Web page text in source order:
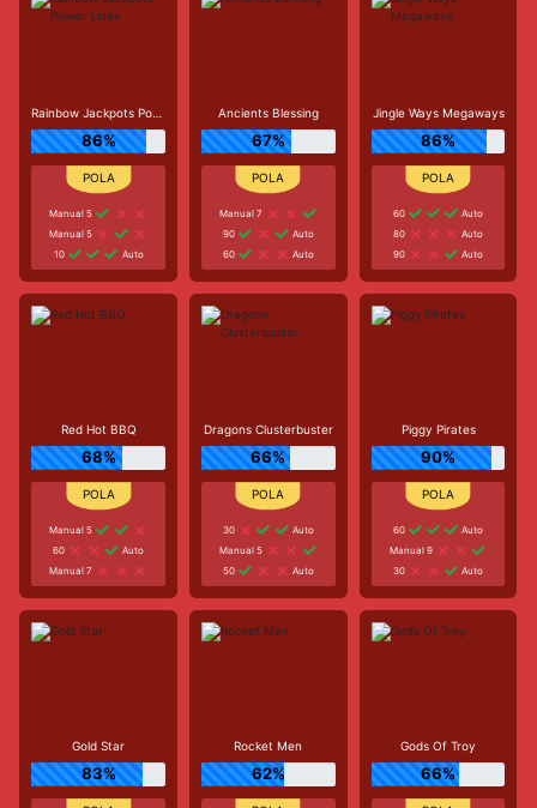
Rainbow Jackpots Power Lines
86%
Manual 5
Manual 5
10
Auto
Ancients Blessing
67%
Manual 7
90
Auto
60
Auto
Jingle Ways Megaways
86%
60
Auto
80
Auto
90
Auto
Red Hot BBQ
68%
Manual 5
60
Auto
Manual 7
Dragons Clusterbuster
66%
30
Auto
Manual 5
50
Auto
Piggy Pirates
90%
60
Auto
Manual 9
30
Auto
Gold Star
83%
Rocket Men
62%
Gods Of Troy
66%